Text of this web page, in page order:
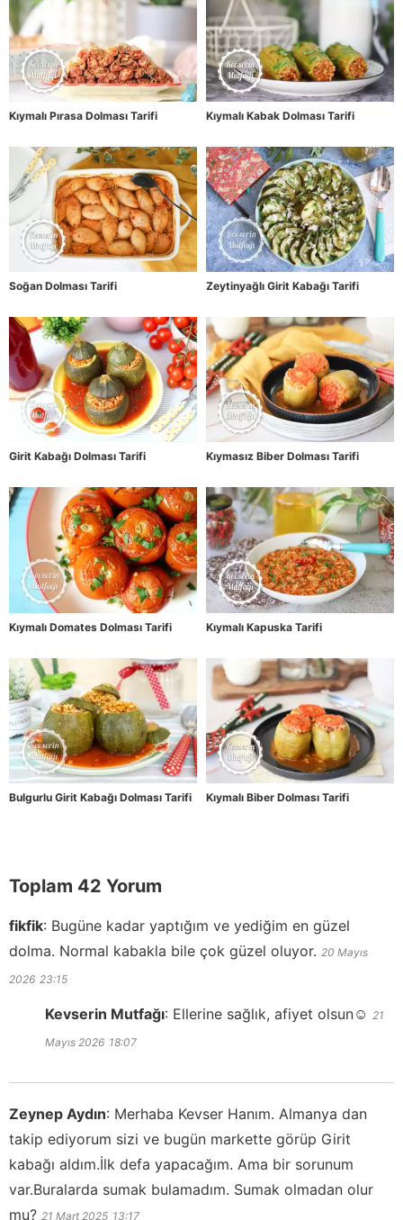
Kıymalı Pırasa Dolması Tarifi Kıymalı Kabak Dolması Tarifi
Soğan Dolması Tarifi Zeytinyağlı Girit Kabağı Tarifi
Girit Kabağı Dolması Tarifi Kıymasız Biber Dolması Tarifi
Kıymalı Domates Dolması Tarifi Kıymalı Kapuska Tarifi
Bulgurlu Girit Kabağı Dolması Tarifi Kıymalı Biber Dolması Tarifi
Toplam 42 Yorum
fikfik: Bugüne kadar yaptığım ve yediğim en güzel
dolma. Normal kabakla bile çok güzel oluyor. 20 Mayıs
2026 23:15
Kevserin Mutfağı: Ellerine sağlık, afiyet olsun☺️ 21
Mayıs 2026 18:07
Zeynep Aydın: Merhaba Kevser Hanım. Almanya dan
takip ediyorum sizi ve bugün markette görüp Girit
kabağı aldım.İlk defa yapacağım. Ama bir sorunum
var.Buralarda sumak bulamadım. Sumak olmadan olur
mu? 21 Mart 2025 13:17